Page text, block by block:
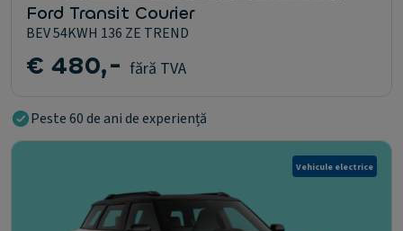
Ford Transit Courier
BEV 54KWH 136 ZE TREND
€ 480,- fără TVA
Peste 60 de ani de experiență
Vehicule electrice